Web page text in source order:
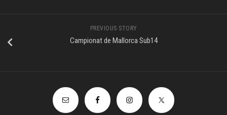
PREVIOUS STORY
Campionat de Mallorca Sub14